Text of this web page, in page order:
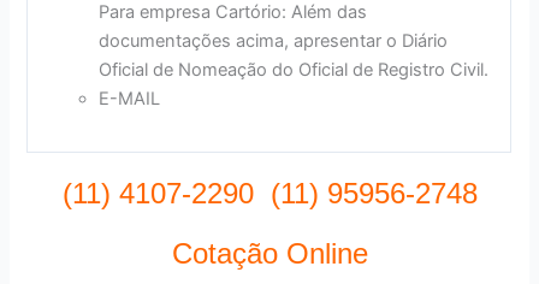
Para empresa Cartório: Além das
documentações acima, apresentar o Diário
Oficial de Nomeação do Oficial de Registro Civil.
E-MAIL
(11) 4107-2290 (11) 95956-2748
Cotação Online